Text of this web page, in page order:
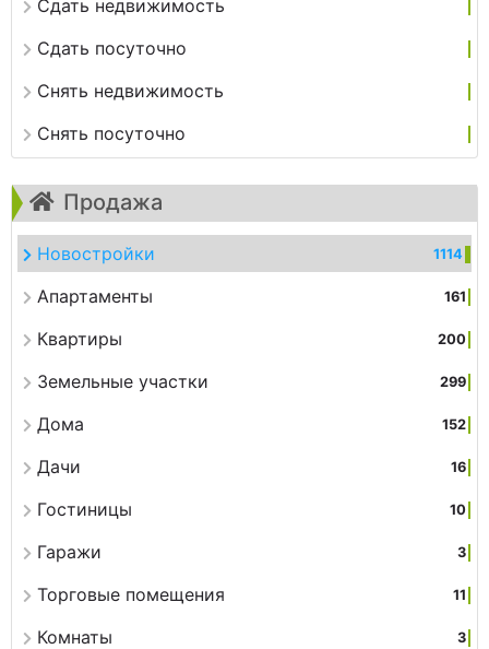
Сдать недвижимость
Сдать посуточно
Снять недвижимость
Снять посуточно
Продажа
Новостройки 1114
Апартаменты 161
Квартиры 200
Земельные участки 299
Дома 152
Дачи 16
Гостиницы 10
Гаражи 3
Торговые помещения 11
Комнаты 3